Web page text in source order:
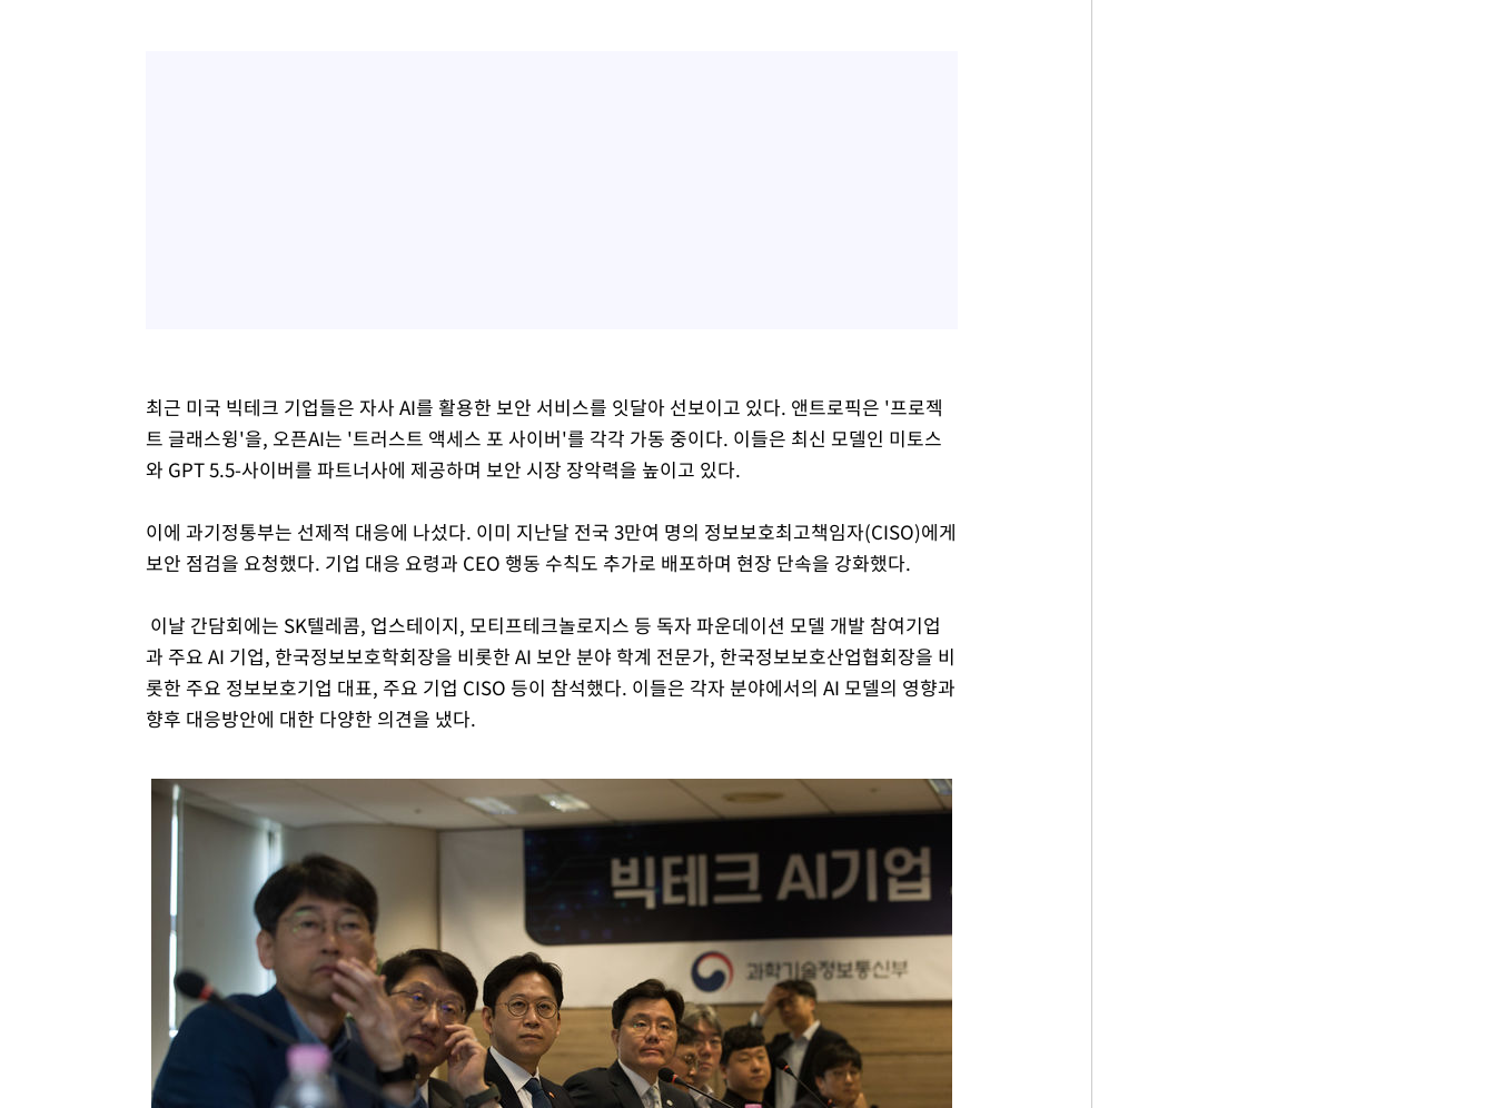
최근 미국 빅테크 기업들은 자사 AI를 활용한 보안 서비스를 잇달아 선보이고 있다. 앤트로픽은 '프로젝
트 글래스윙'을, 오픈AI는 '트러스트 액세스 포 사이버'를 각각 가동 중이다. 이들은 최신 모델인 미토스
와 GPT 5.5-사이버를 파트너사에 제공하며 보안 시장 장악력을 높이고 있다.
이에 과기정통부는 선제적 대응에 나섰다. 이미 지난달 전국 3만여 명의 정보보호최고책임자(CISO)에게
보안 점검을 요청했다. 기업 대응 요령과 CEO 행동 수칙도 추가로 배포하며 현장 단속을 강화했다.
이날 간담회에는 SK텔레콤, 업스테이지, 모티프테크놀로지스 등 독자 파운데이션 모델 개발 참여기업
과 주요 AI 기업, 한국정보보호학회장을 비롯한 AI 보안 분야 학계 전문가, 한국정보보호산업협회장을 비
롯한 주요 정보보호기업 대표, 주요 기업 CISO 등이 참석했다. 이들은 각자 분야에서의 AI 모델의 영향과
향후 대응방안에 대한 다양한 의견을 냈다.